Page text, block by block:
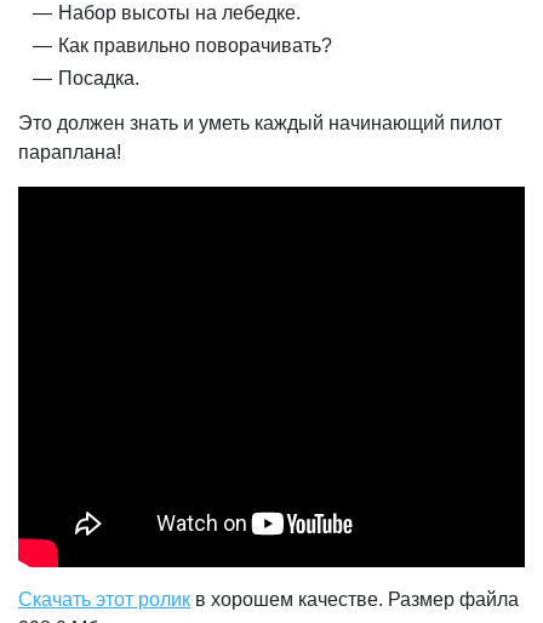
Набор высоты на лебедке.
Как правильно поворачивать?
Посадка.
Это должен знать и уметь каждый начинающий пилот
параплана!
Скачать этот ролик в хорошем качестве. Размер файла